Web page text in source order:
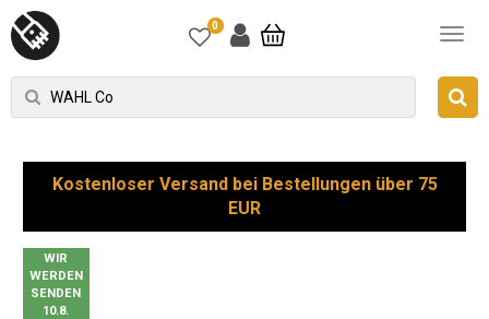
0
Kostenloser Versand bei Bestellungen über 75
EUR
WIR
WERDEN
SENDEN
10.8.